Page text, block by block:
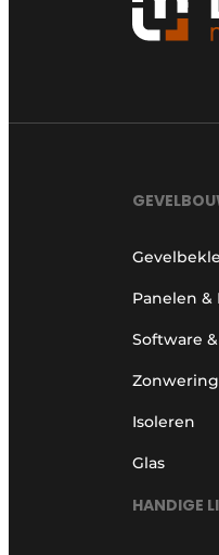
Panelen &
Software
Zonwering
Isoleren
Glas
HANDIGE